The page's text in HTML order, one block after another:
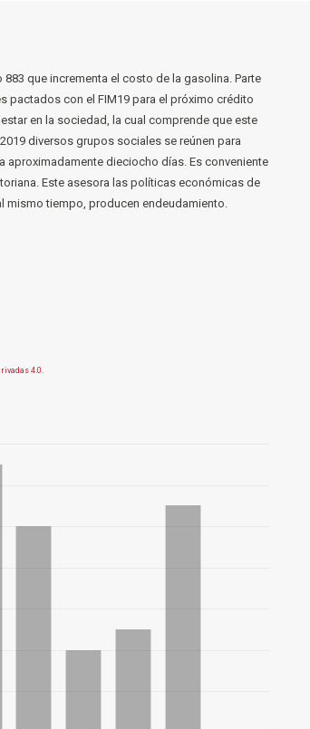
que incrementa el costo de la gasolina. Parte
pactados con el FIM19 para el próximo crédito
en la sociedad, la cual comprende que este
diversos grupos sociales se reúnen para
aproximadamente dieciocho días. Es conveniente
Este asesora las políticas económicas de
mismo tiempo, producen endeudamiento.
4.0.